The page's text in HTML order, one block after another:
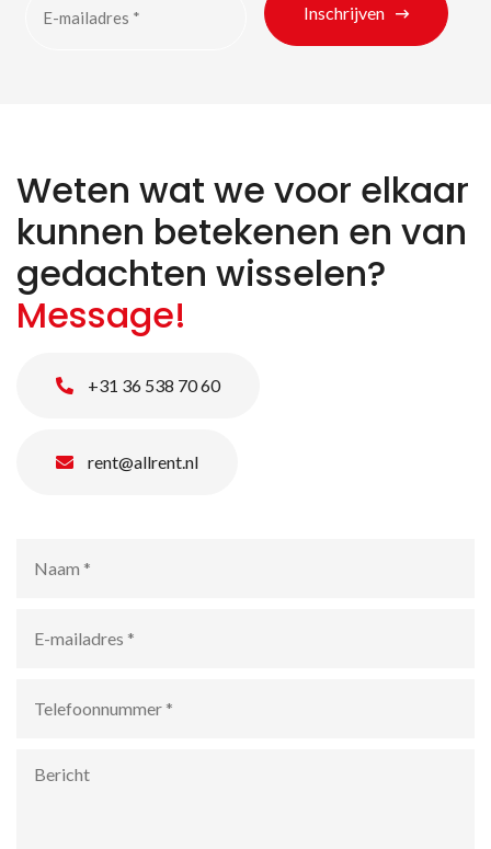
Inschrijven
Weten wat we voor elkaar
kunnen betekenen en van
gedachten wisselen?
Message!
+31 36 538 70 60
rent@allrent.nl
mailadres *